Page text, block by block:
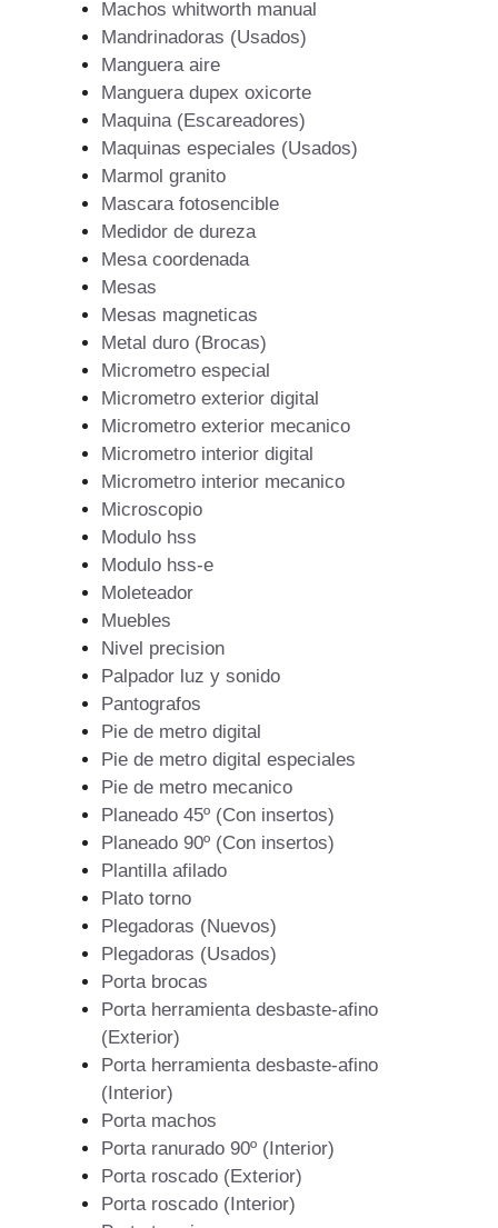
Machos whitworth manual
Mandrinadoras (Usados)
Manguera aire
Manguera dupex oxicorte
Maquina (Escareadores)
Maquinas especiales (Usados)
Marmol granito
Mascara fotosencible
Medidor de dureza
Mesa coordenada
Mesas
Mesas magneticas
Metal duro (Brocas)
Micrometro especial
Micrometro exterior digital
Micrometro exterior mecanico
Micrometro interior digital
Micrometro interior mecanico
Microscopio
Modulo hss
Modulo hss-e
Moleteador
Muebles
Nivel precision
Palpador luz y sonido
Pantografos
Pie de metro digital
Pie de metro digital especiales
Pie de metro mecanico
Planeado 45º (Con insertos)
Planeado 90º (Con insertos)
Plantilla afilado
Plato torno
Plegadoras (Nuevos)
Plegadoras (Usados)
Porta brocas
Porta herramienta desbaste-afino
(Exterior)
Porta herramienta desbaste-afino
(Interior)
Porta machos
Porta ranurado 90º (Interior)
Porta roscado (Exterior)
Porta roscado (Interior)